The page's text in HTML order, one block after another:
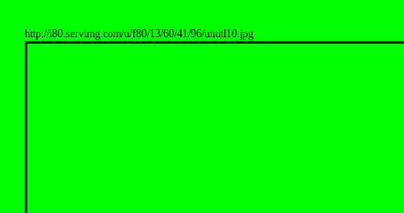
http://i80.servimg.com/u/f80/13/60/41/96/untitl10.jpg